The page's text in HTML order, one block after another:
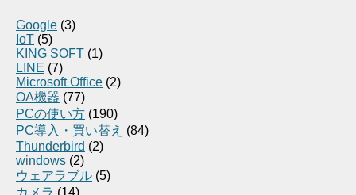
Google (3)
IoT (5)
KING SOFT (1)
LINE (7)
Microsoft Office (2)
OA機器 (77)
PCの使い方 (190)
PC導入・買い替え (84)
Thunderbird (2)
windows (2)
ウェアラブル (5)
カメラ (14)